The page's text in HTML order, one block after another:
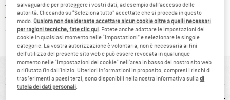
> 4.000.000 clienti soddisfatti
Tutti gli articoli in magazzino
Tutela consumatori Trusted ShopsTrovi tutte le informazioni
IN BREVE
salvaguardie per proteggere i vostri dati, ad esempio dall'accesso delle
autorità. Cliccando su “Seleziona tutto” accettate che si proceda in questo
modo. Qualora non desideraste accettare alcun cookie oltre a quelli necessari
per ragioni tecniche, fate clic qui. Potete anche adattare le impostazioni dei
cookie in qualsiasi momento nelle “Impostazioni” e selezionare le singole
categorie. La vostra autorizzazione è volontaria, non è necessaria ai fini
dell'utilizzo del presente sito web e può essere revocata in qualunque
momento nelle "Impostazioni dei cookie" nell'area in basso del nostro sito web
o rifiutata fin dall'inizio. Ulteriori informazioni in proposito, compresi i rischi di
trasferimenti a paesi terzi, sono disponibili nella nostra informativa sulladi
tutela dei dati personali.